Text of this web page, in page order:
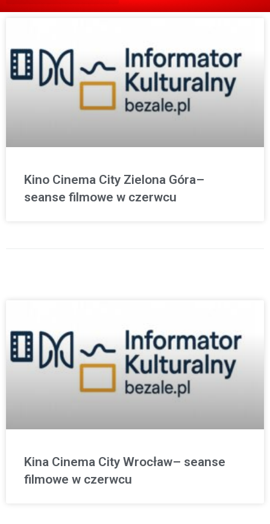
Kino Cinema City Zielona Góra–
seanse filmowe w czerwcu
Kina Cinema City Wrocław– seanse
filmowe w czerwcu